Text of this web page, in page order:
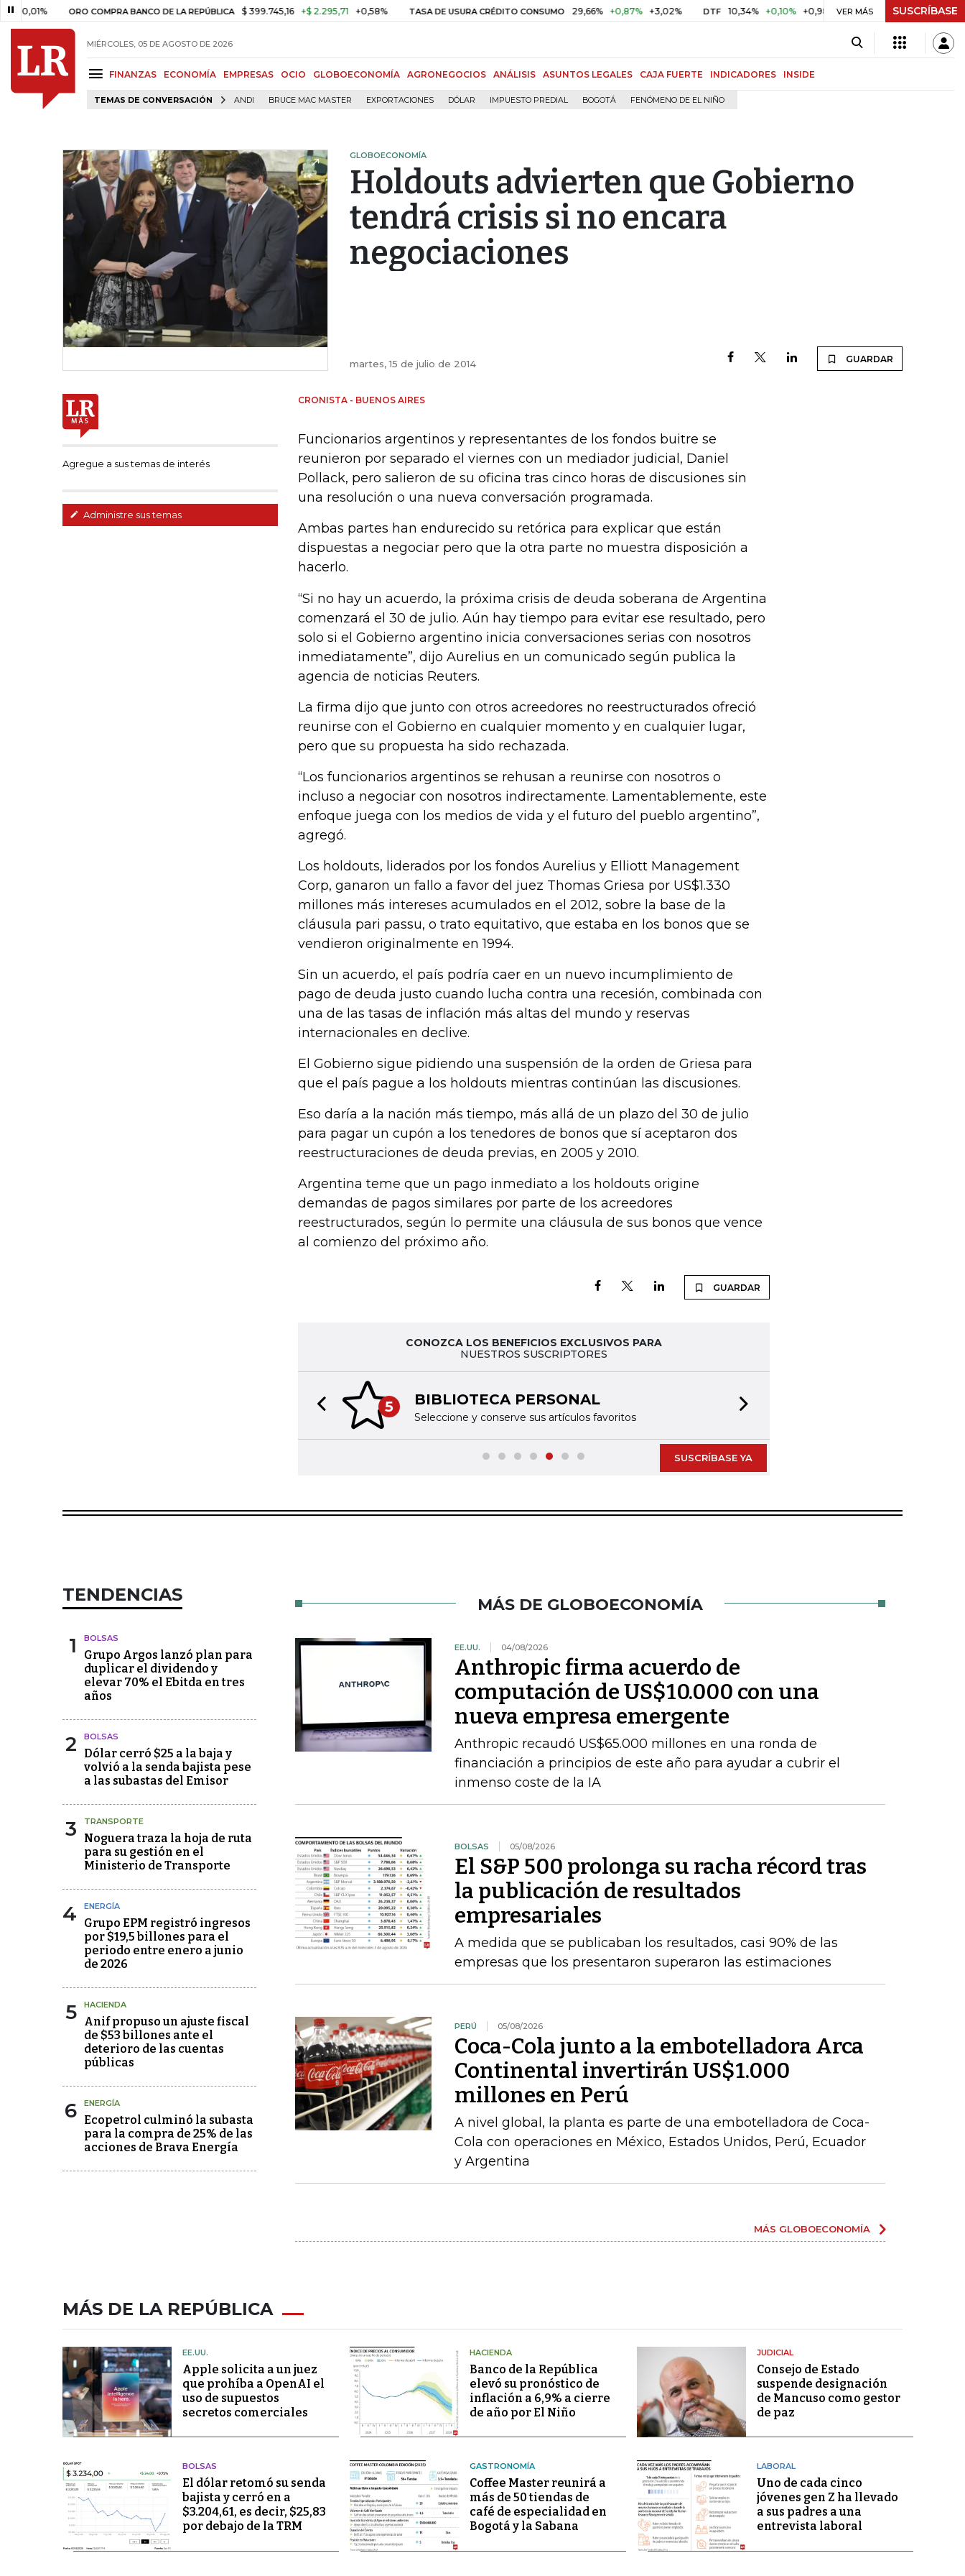
ORO COMPRA BANCO DE LA REPÚBLICA $ 399.745,16 +$ 2.295,71 +0,58% TASA DE USURA CRÉDITO CONSUMO 29,66% +0,87% +3,02% DTF 10,34% +0,10% +0,98% UVR $ 416,81 +$ 0,05 +0,01%
VER MÁS SUSCRÍBASE
MIÉRCOLES, 05 DE AGOSTO DE 2026
FINANZAS ECONOMÍA EMPRESAS OCIO GLOBOECONOMÍA AGRONEGOCIOS ANÁLISIS ASUNTOS LEGALES CAJA FUERTE INDICADORES INSIDE
TEMAS DE CONVERSACIÓN ANDI BRUCE MAC MASTER EXPORTACIONES DÓLAR IMPUESTO PREDIAL BOGOTÁ FENÓMENO DE EL NIÑO
GLOBOECONOMÍA
Holdouts advierten que Gobierno
tendrá crisis si no encara
negociaciones
martes, 15 de julio de 2014 GUARDAR
Agregue a sus temas de interés
Administre sus temas
CRONISTA - BUENOS AIRES
Funcionarios argentinos y representantes de los fondos buitre se
reunieron por separado el viernes con un mediador judicial, Daniel
Pollack, pero salieron de su oficina tras cinco horas de discusiones sin
una resolución o una nueva conversación programada.
Ambas partes han endurecido su retórica para explicar que están
dispuestas a negociar pero que la otra parte no muestra disposición a
hacerlo.
“Si no hay un acuerdo, la próxima crisis de deuda soberana de Argentina
comenzará el 30 de julio. Aún hay tiempo para evitar ese resultado, pero
solo si el Gobierno argentino inicia conversaciones serias con nosotros
inmediatamente”, dijo Aurelius en un comunicado según publica la
agencia de noticias Reuters.
La firma dijo que junto con otros acreedores no reestructurados ofreció
reunirse con el Gobierno en cualquier momento y en cualquier lugar,
pero que su propuesta ha sido rechazada.
“Los funcionarios argentinos se rehusan a reunirse con nosotros o
incluso a negociar con nosotros indirectamente. Lamentablemente, este
enfoque juega con los medios de vida y el futuro del pueblo argentino”,
agregó.
Los holdouts, liderados por los fondos Aurelius y Elliott Management
Corp, ganaron un fallo a favor del juez Thomas Griesa por US$1.330
millones más intereses acumulados en el 2012, sobre la base de la
cláusula pari passu, o trato equitativo, que estaba en los bonos que se
vendieron originalmente en 1994.
Sin un acuerdo, el país podría caer en un nuevo incumplimiento de
pago de deuda justo cuando lucha contra una recesión, combinada con
una de las tasas de inflación más altas del mundo y reservas
internacionales en declive.
El Gobierno sigue pidiendo una suspensión de la orden de Griesa para
que el país pague a los holdouts mientras continúan las discusiones.
Eso daría a la nación más tiempo, más allá de un plazo del 30 de julio
para pagar un cupón a los tenedores de bonos que sí aceptaron dos
reestructuraciones de deuda previas, en 2005 y 2010.
Argentina teme que un pago inmediato a los holdouts origine
demandas de pagos similares por parte de los acreedores
reestructurados, según lo permite una cláusula de sus bonos que vence
al comienzo del próximo año.
GUARDAR
CONOZCA LOS BENEFICIOS EXCLUSIVOS PARA
NUESTROS SUSCRIPTORES
5 BIBLIOTECA PERSONAL
Seleccione y conserve sus artículos favoritos
Previous slide
SUSCRÍBASE YA
TENDENCIAS
1 BOLSAS
Grupo Argos lanzó plan para
duplicar el dividendo y
elevar 70% el Ebitda en tres
años
2 BOLSAS
Dólar cerró $25 a la baja y
volvió a la senda bajista pese
a las subastas del Emisor
3 TRANSPORTE
Noguera traza la hoja de ruta
para su gestión en el
Ministerio de Transporte
4 ENERGÍA
Grupo EPM registró ingresos
por $19,5 billones para el
periodo entre enero a junio
de 2026
5 HACIENDA
Anif propuso un ajuste fiscal
de $53 billones ante el
deterioro de las cuentas
públicas
6 ENERGÍA
Ecopetrol culminó la subasta
para la compra de 25% de las
acciones de Brava Energía
MÁS DE GLOBOECONOMÍA
EE.UU. 04/08/2026
Anthropic firma acuerdo de
computación de US$10.000 con una
nueva empresa emergente
Anthropic recaudó US$65.000 millones en una ronda de
financiación a principios de este año para ayudar a cubrir el
inmenso coste de la IA
BOLSAS 05/08/2026
El S&P 500 prolonga su racha récord tras
la publicación de resultados
empresariales
A medida que se publicaban los resultados, casi 90% de las
empresas que los presentaron superaron las estimaciones
PERÚ 05/08/2026
Coca-Cola junto a la embotelladora Arca
Continental invertirán US$1.000
millones en Perú
A nivel global, la planta es parte de una embotelladora de Coca-
Cola con operaciones en México, Estados Unidos, Perú, Ecuador
y Argentina
MÁS GLOBOECONOMÍA
MÁS DE LA REPÚBLICA
EE.UU.
Apple solicita a un juez
que prohíba a OpenAI el
uso de supuestos
secretos comerciales
HACIENDA
Banco de la República
elevó su pronóstico de
inflación a 6,9% a cierre
de año por El Niño
JUDICIAL
Consejo de Estado
suspende designación
de Mancuso como gestor
de paz
BOLSAS
El dólar retomó su senda
bajista y cerró en a
$3.204,61, es decir, $25,83
por debajo de la TRM
GASTRONOMÍA
Coffee Master reunirá a
más de 50 tiendas de
café de especialidad en
Bogotá y la Sabana
LABORAL
Uno de cada cinco
jóvenes gen Z ha llevado
a sus padres a una
entrevista laboral